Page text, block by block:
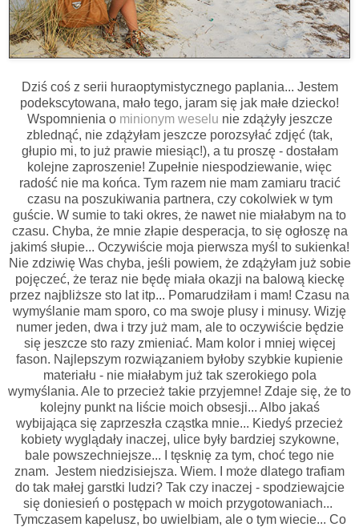
Dziś coś z serii huraoptymistycznego paplania... Jestem
podekscytowana, mało tego, jaram się jak małe dziecko!
Wspomnienia o minionym weselu nie zdążyły jeszcze
zblednąć, nie zdążyłam jeszcze porozsyłać zdjęć (tak,
głupio mi, to już prawie miesiąc!), a tu proszę - dostałam
kolejne zaproszenie! Zupełnie niespodziewanie, więc
radość nie ma końca. Tym razem nie mam zamiaru tracić
czasu na poszukiwania partnera, czy cokolwiek w tym
guście. W sumie to taki okres, że nawet nie miałabym na to
czasu. Chyba, że mnie złapie desperacja, to się ogłoszę na
jakimś słupie... Oczywiście moja pierwsza myśl to sukienka!
Nie zdziwię Was chyba, jeśli powiem, że zdążyłam już sobie
pojęczeć, że teraz nie będę miała okazji na balową kieckę
przez najbliższe sto lat itp... Pomarudziłam i mam! Czasu na
wymyślanie mam sporo, co ma swoje plusy i minusy. Wizję
numer jeden, dwa i trzy już mam, ale to oczywiście będzie
się jeszcze sto razy zmieniać. Mam kolor i mniej więcej
fason. Najlepszym rozwiązaniem byłoby szybkie kupienie
materiału - nie miałabym już tak szerokiego pola
wymyślania. Ale to przecież takie przyjemne! Zdaje się, że to
kolejny punkt na liście moich obsesji... Albo jakaś
wybijająca się zaprzeszła cząstka mnie... Kiedyś przecież
kobiety wyglądały inaczej, ulice były bardziej szykowne,
bale powszechniejsze... I tęsknię za tym, choć tego nie
znam. Jestem niedzisiejsza. Wiem. I może dlatego trafiam
do tak małej garstki ludzi? Tak czy inaczej - spodziewajcie
się doniesień o postępach w moich przygotowaniach...
Tymczasem kapelusz, bo uwielbiam, ale o tym wiecie... Co